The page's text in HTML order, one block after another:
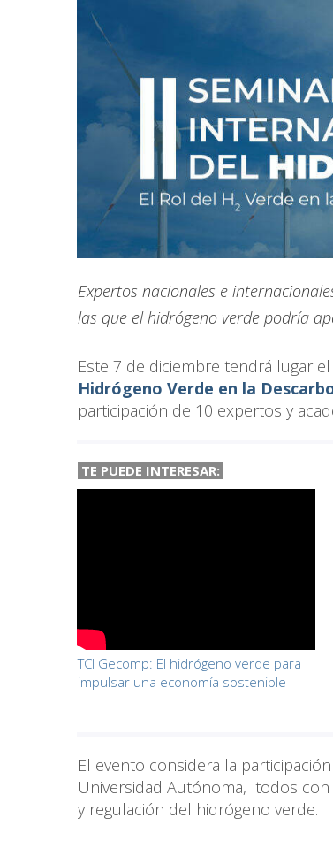
Expertos nacionales e
las que el hidrógeno verde podría
Este 7 de diciembre tendrá lugar el
Hidrógeno Verde en la
participación de 10 expertos y
TE PUEDE INTERESAR:
TCI Gecomp: El hidrógeno verde para
impulsar una economía sostenible
El evento considera la
Universidad Autónoma, todos
y regulación del hidrógeno verde.